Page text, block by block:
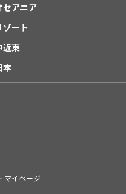
セアニア
ゾート
近東
本
マイページ